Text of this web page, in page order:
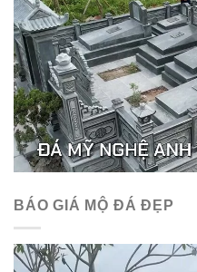
BÁO GIÁ MỘ ĐÁ ĐẸP